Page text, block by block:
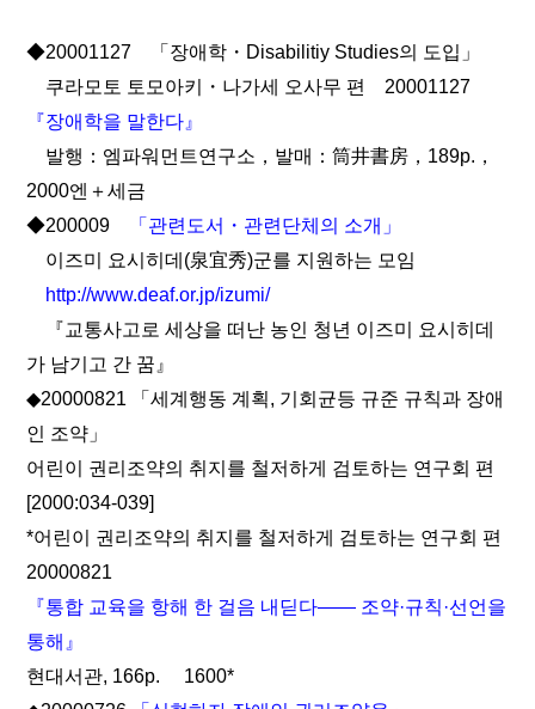
◆20001127 「장애학・Disabilitiy Studies의 도입」
쿠라모토 토모아키・나가세 오사무 편 20001127
『장애학을 말한다』
발행：엠파워먼트연구소，발매：筒井書房，189p.，
2000엔＋세금
◆200009
「관련도서・관련단체의 소개」
이즈미 요시히데(泉宜秀)군를 지원하는 모임
http://www.deaf.or.jp/izumi/
『교통사고로 세상을 떠난 농인 청년 이즈미 요시히데
가 남기고 간 꿈』
◆20000821 「세계행동 계획, 기회균등 규준 규칙과 장애
인 조약」
어린이 권리조약의 취지를 철저하게 검토하는 연구회 편
[2000:034-039]
*어린이 권리조약의 취지를 철저하게 검토하는 연구회 편
20000821
『통합 교육을 항해 한 걸음 내딛다―― 조약·규칙·선언을
통해』
현대서관, 166p. 1600*